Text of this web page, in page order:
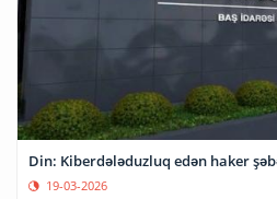
Din: Kiberdələduzluq edən haker
19-03-2026